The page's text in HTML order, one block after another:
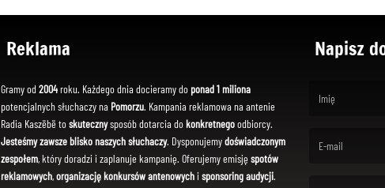
Reklama
Gramy od 2004roku. Każdego dnia docieramy do ponad 1 miliona
potencjalnych słuchaczy na Pomorzu. Kampania reklamowa na antenie
Radia Kaszëbë toskutecznysposób dotarcia dokonkretnegoodbiorcy.
Jesteśmy zawsze blisko naszych słuchaczy. Dysponujemydoświadczonym
zespołem, który doradzi i zaplanuje kampanię. Oferujemy emisję spotów
reklamowych,organizację konkursów antenowychi sponsoring audycji.
Napisz